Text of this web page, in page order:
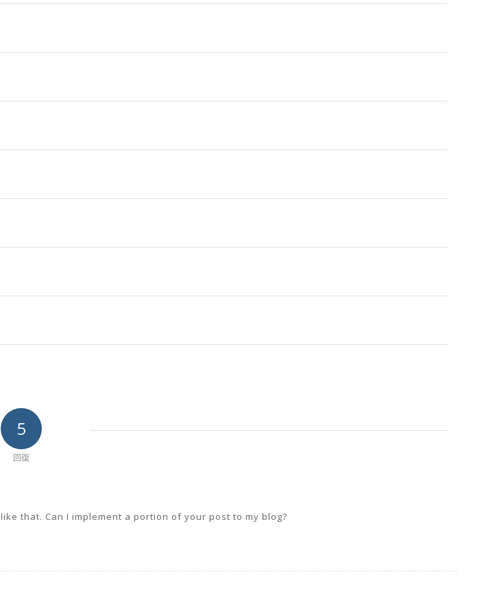
5
回復
that. Can I implement a portion of your post to my blog?